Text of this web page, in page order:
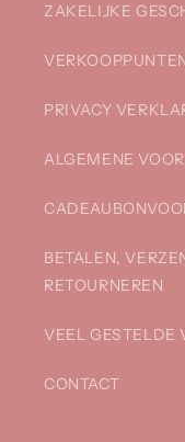
ZAKELIJKE
PRIVACY
ALGEMENE
BETALEN,
RETOURNEREN
VEEL GESTELDE
CONTACT